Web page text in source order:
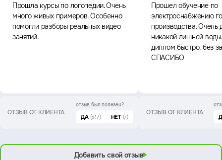
Прошла курсы по логопедии. Очень
много живых примеров. Особенно
помогли разборы реальных видео
занятий.
ОТЗЫВ ОТ КЛИЕНТА
отзыв был полезен?
ДА (517) НЕТ (7)
Прошел обучение по
электроснабжению
производства. Очень
никакой лишней
диплом быстро, без
СПАСИБО
ОТЗЫВ ОТ КЛИЕНТА
Добавить свой отзыв